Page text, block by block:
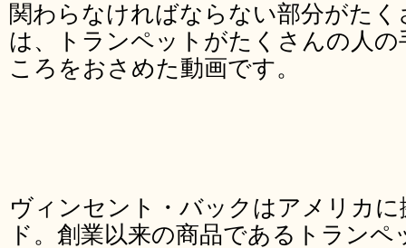
関わらなければならない部分がた
は、トランペットがたくさんの人
ころをおさめた動画です。
ヴィンセント・バックはアメリカ
ド。創業以来の商品であるトラン